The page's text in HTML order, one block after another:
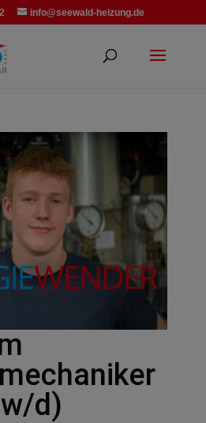
info@seewald-heizung.de
d)